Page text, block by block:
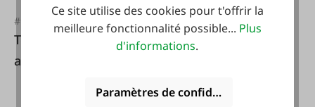
#FA107273
Tecwerk Protection
auditive SAFELINE
#FA122396
hairtex Bonnet
Stable Fleurs Bleu
Ce site utilise des cookies pour t'offrir la
meilleure fonctionnalité possible... Plus
d'informations.
Paramètres de confidentialité